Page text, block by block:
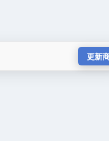
更新